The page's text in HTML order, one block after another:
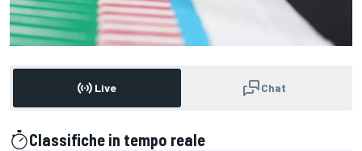
Live Chat
Classifiche in tempo reale